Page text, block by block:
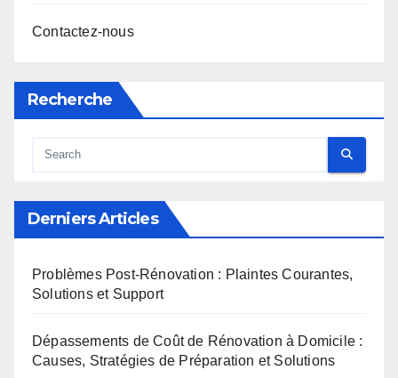
Contactez-nous
Recherche
Derniers Articles
Problèmes Post-Rénovation : Plaintes Courantes,
Solutions et Support
Dépassements de Coût de Rénovation à Domicile :
Causes, Stratégies de Préparation et Solutions